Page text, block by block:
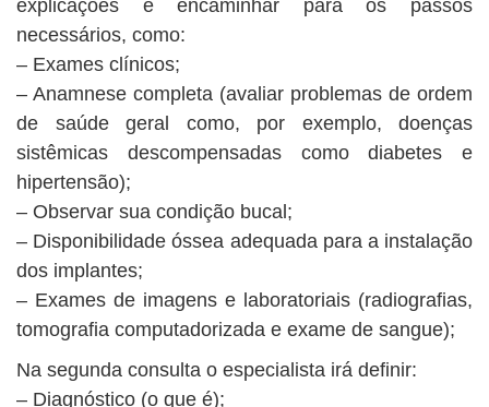
explicações e encaminhar para os passos
necessários, como:
– Exames clínicos;
– Anamnese completa (avaliar problemas de ordem
de saúde geral como, por exemplo, doenças
sistêmicas descompensadas como diabetes e
hipertensão);
– Observar sua condição bucal;
– Disponibilidade óssea adequada para a instalação
dos implantes;
– Exames de imagens e laboratoriais (radiografias,
tomografia computadorizada e exame de sangue);
Na segunda consulta o especialista irá definir:
– Diagnóstico (o que é);